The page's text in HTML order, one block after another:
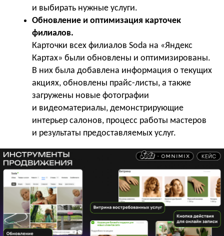
и выбирать нужные услуги.
Обновление и оптимизация карточек
филиалов.
Карточки всех филиалов Soda на «Яндекс
Картах» были обновлены и оптимизированы.
В них была добавлена информация о текущих
акциях, обновлены прайс-листы, а также
загружены новые фотографии
и видеоматериалы, демонстрирующие
интерьер салонов, процесс работы мастеров
и результаты предоставляемых услуг.